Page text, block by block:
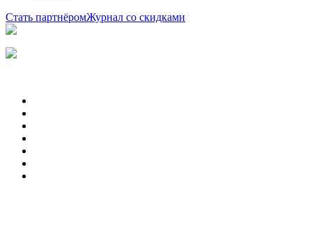
Стать партнёромЖурнал со скидками